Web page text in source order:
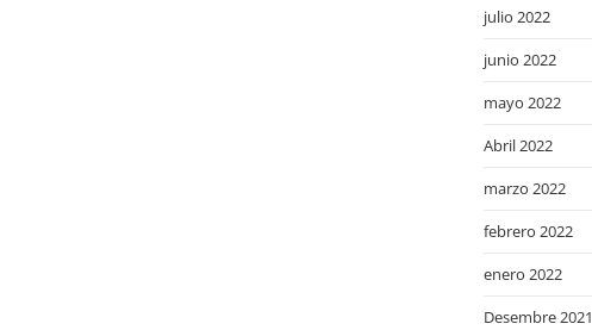
julio 2022
junio 2022
mayo 2022
Abril 2022
marzo 2022
febrero 2022
enero 2022
Desembre 2021